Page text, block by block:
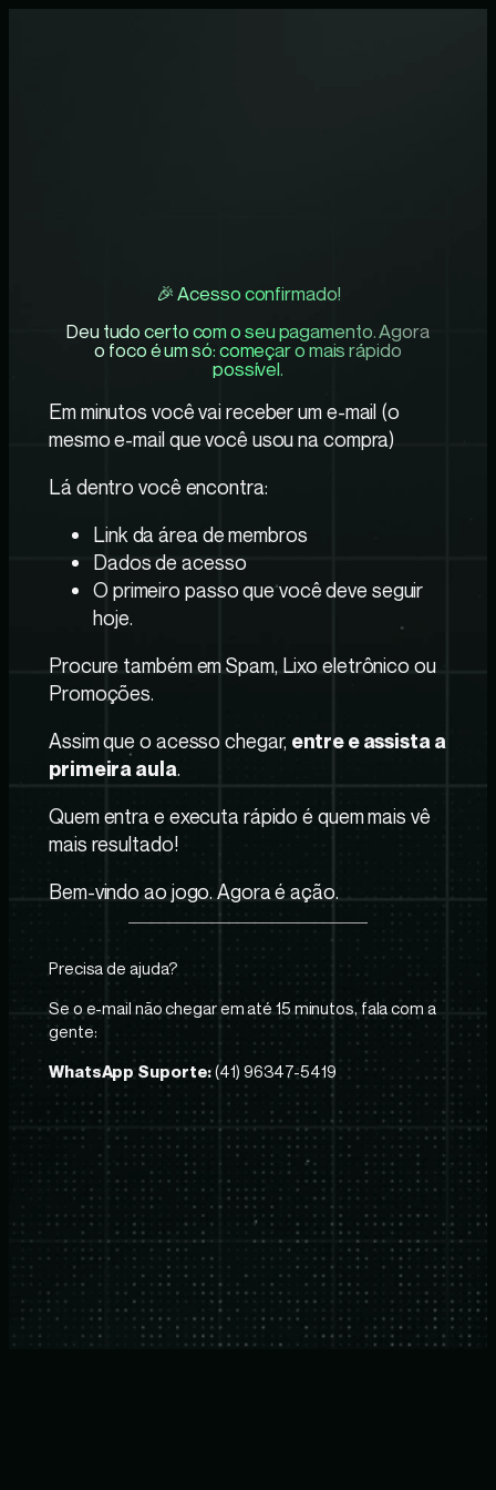
🎉 Acesso confirmado!
Deu tudo certo com o seu pagamento. Agora
o foco é um só: começar o mais rápido
possível.
Em minutos você vai receber um e-mail (o
mesmo e-mail que você usou na compra)
Lá dentro você encontra:
Link da área de membros
Dados de acesso
O primeiro passo que você deve seguir
hoje.
Procure também em Spam, Lixo eletrônico ou
Promoções.
Assim que o acesso chegar, entre e assista a
primeira aula.
Quem entra e executa rápido é quem mais vê
mais resultado!
Bem-vindo ao jogo. Agora é ação.
Precisa de ajuda?
Se o e-mail não chegar em até 15 minutos, fala com a
gente:
WhatsApp Suporte:(41) 96347-5419